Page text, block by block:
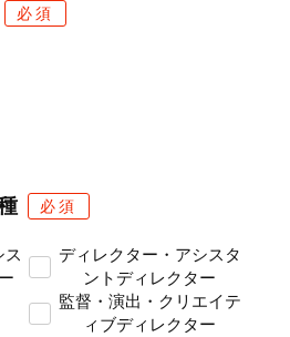
必須
必須
ス
ディレクター・アシスタ
ントディレクター
監督・演出・クリエイテ
ィブディレクター